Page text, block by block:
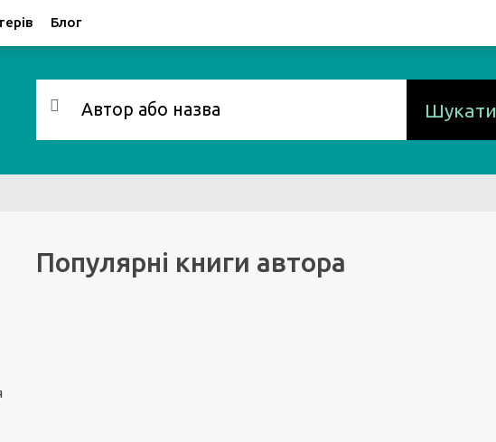
Блог
Шукати
Популярні книги автора